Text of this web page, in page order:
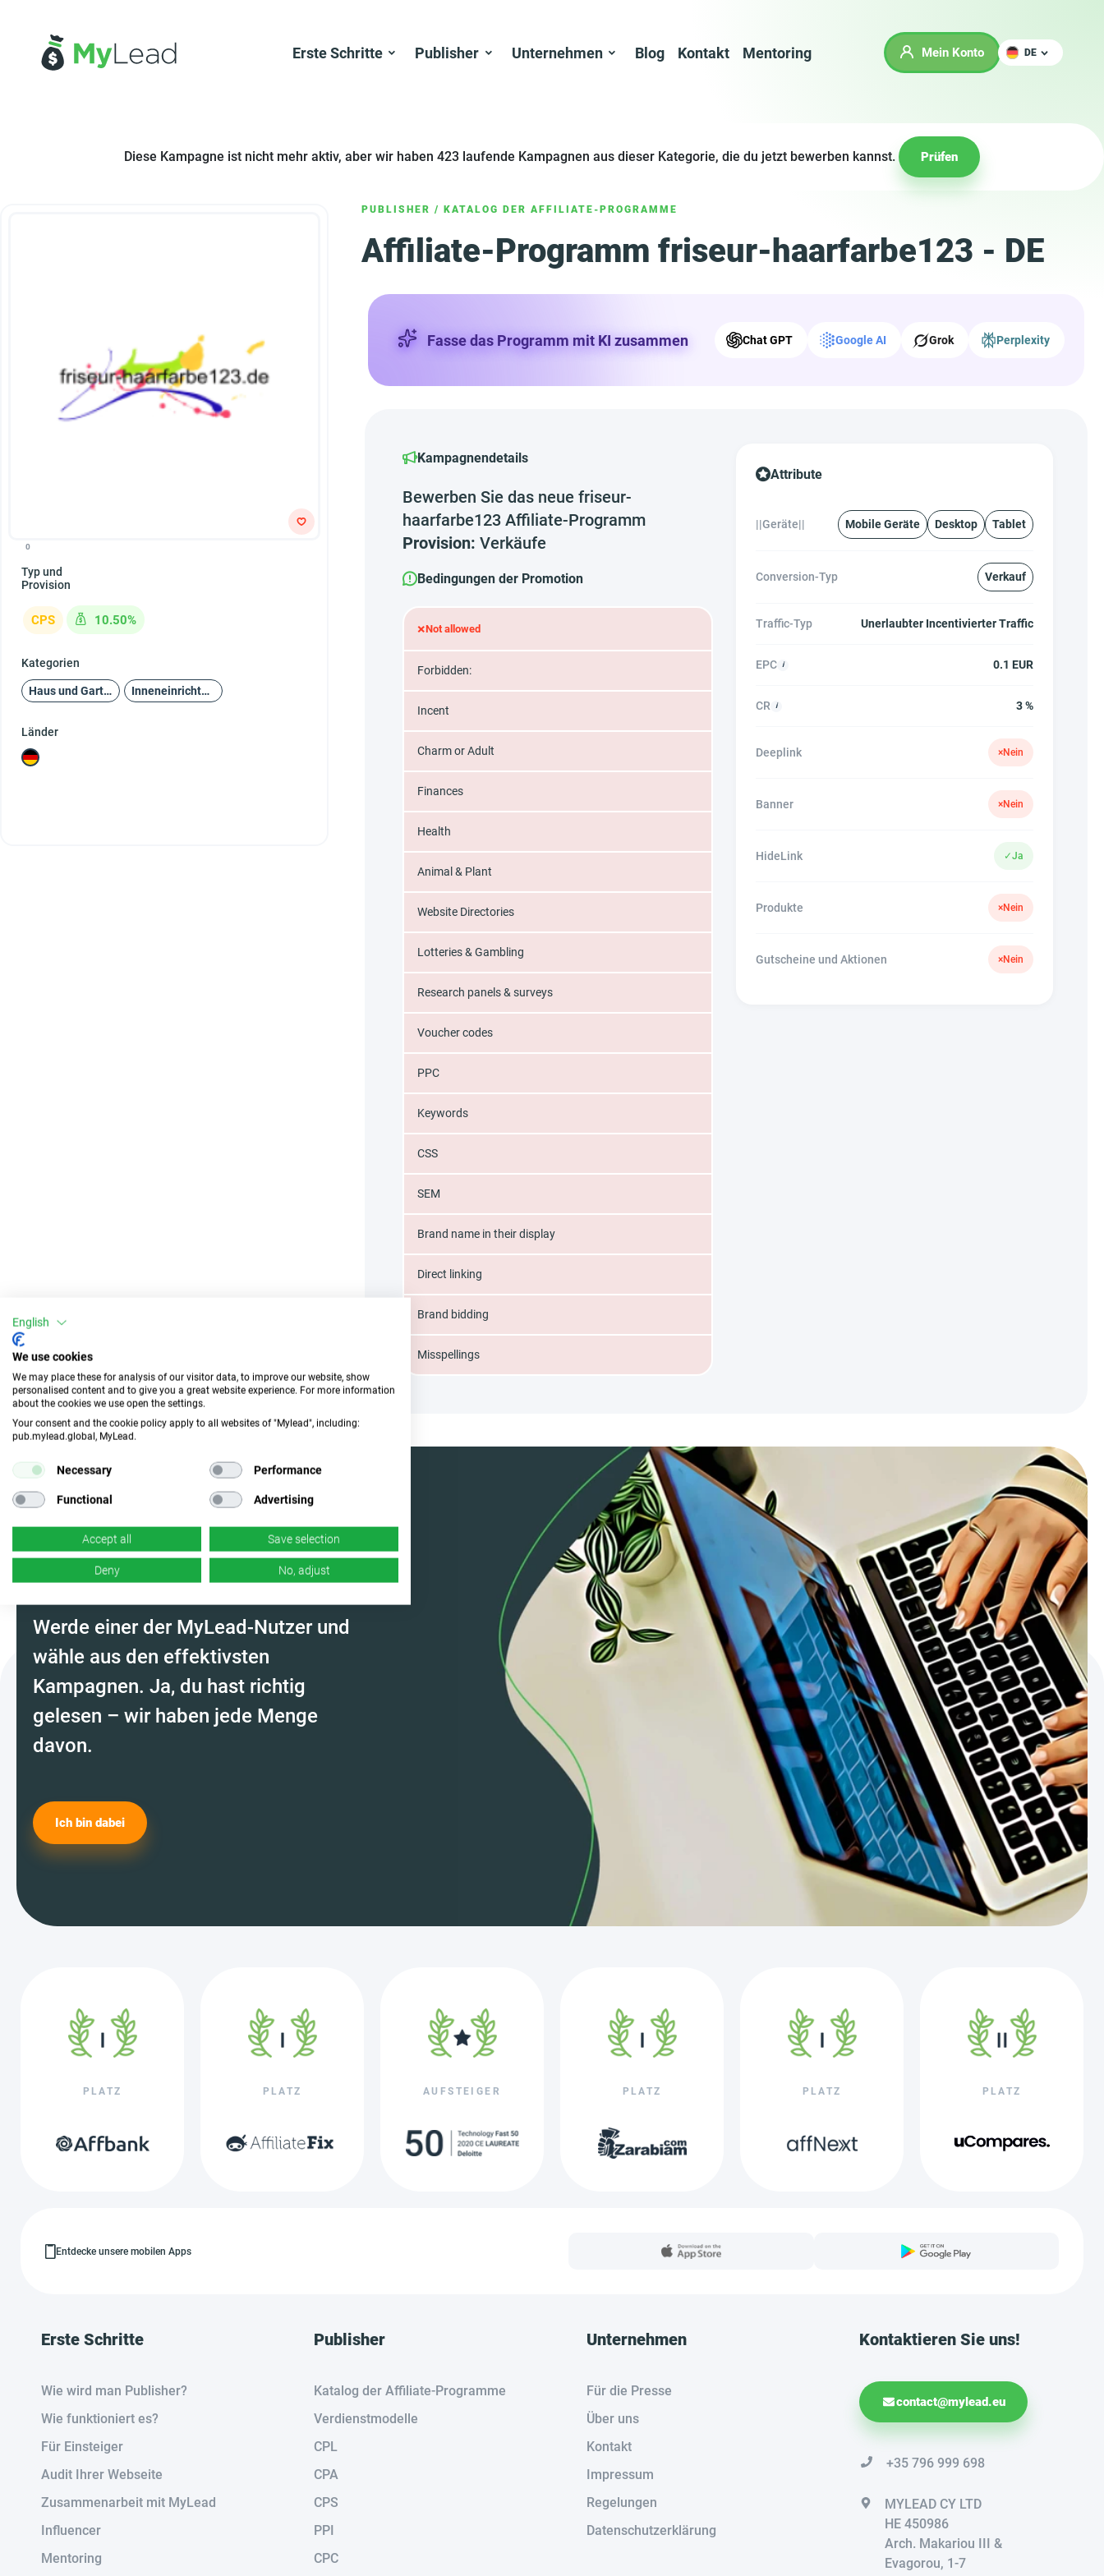
Erste Schritte Publisher Unternehmen Blog Kontakt Mentoring Mein Konto DE
Diese Kampagne ist nicht mehr aktiv, aber wir haben 423 laufende Kampagnen aus dieser Kategorie, die du jetzt bewerben kannst. Prüfen
PUBLISHER / KATALOG DER AFFILIATE-PROGRAMME
Affiliate-Programm friseur-haarfarbe123 - DE
0
Typ und
Provision
CPS 10.50%
Kategorien
Haus und Garten Inneneinrichtung
Länder
Fasse das Programm mit KI zusammen Chat GPT Google AI Grok Perplexity
Kampagnendetails
Bewerben Sie das neue friseur-
haarfarbe123 Affiliate-Programm
Provision: Verkäufe
Bedingungen der Promotion
×Not allowed
Forbidden:
Incent
Charm or Adult
Finances
Health
Animal & Plant
Website Directories
Lotteries & Gambling
Research panels & surveys
Voucher codes
PPC
Keywords
CSS
SEM
Brand name in their display
Direct linking
Brand bidding
Misspellings
Attribute
||Geräte|| Mobile Geräte Desktop Tablet
Conversion-Typ Verkauf
Traffic-Typ Unerlaubter Incentivierter Traffic
EPC 0.1 EUR
CR 3 %
Deeplink ×Nein
Banner ×Nein
HideLink ✓Ja
Produkte ×Nein
Gutscheine und Aktionen ×Nein
Mach mit und wähle die
perfekte Kampagne
Werde einer der MyLead-Nutzer und
wähle aus den effektivsten
Kampagnen. Ja, du hast richtig
gelesen – wir haben jede Menge
davon.
Ich bin dabei
PLATZ PLATZ AUFSTEIGER PLATZ PLATZ PLATZ
Entdecke unsere mobilen Apps
Erste Schritte
Wie wird man Publisher?
Wie funktioniert es?
Für Einsteiger
Audit Ihrer Webseite
Zusammenarbeit mit MyLead
Influencer
Mentoring
Publisher
Katalog der Affiliate-Programme
Verdienstmodelle
CPL
CPA
CPS
PPI
CPC
Unternehmen
Für die Presse
Über uns
Kontakt
Impressum
Regelungen
Datenschutzerklärung
Kontaktieren Sie uns!
contact@mylead.eu
+35 796 999 698
MYLEAD CY LTD
HE 450986
Arch. Makariou III &
Evagorou, 1-7
English
We use cookies
We may place these for analysis of our visitor data, to improve our website, show
personalised content and to give you a great website experience. For more information
about the cookies we use open the settings.
Your consent and the cookie policy apply to all websites of "Mylead", including:
pub.mylead.global, MyLead.
Necessary Performance
Functional Advertising
Accept all Save selection
Deny No, adjust